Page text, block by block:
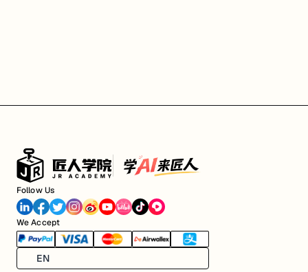
Follow Us
We Accept
EN